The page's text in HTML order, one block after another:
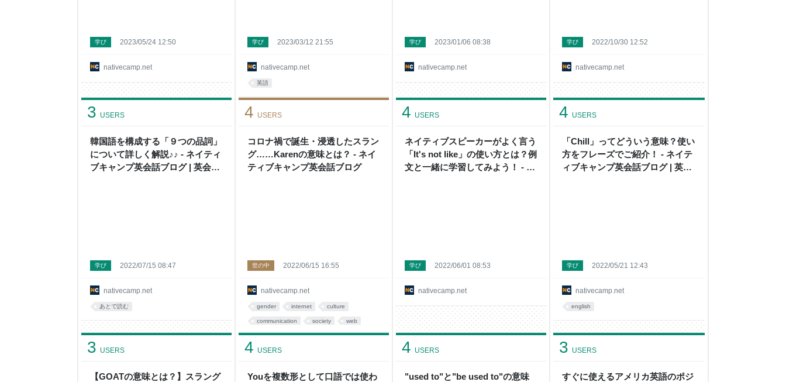
nativecamp.net
学び 2023/05/24 12:50
nativecamp.net
学び 2023/03/12 21:55
英語
nativecamp.net
学び 2023/01/06 08:38
nativecamp.net
学び 2022/10/30 12:52
韓国語を構成する「９つの品詞」
について詳しく解説♪♪ - ネイティ
ブキャンプ英会話ブログ | 英会話
3 USERS
nativecamp.net
学び 2022/07/15 08:47
あとで読む
コロナ禍で誕生・浸透したスラン
グ……Karenの意味とは？ - ネイ
ティブキャンプ英会話ブログ
4 USERS
nativecamp.net
世の中 2022/06/15 16:55
gender internet culture
communication society web
ネイティブスピーカーがよく言う
「It's not like」の使い方とは？例
文と一緒に学習してみよう！ - ネ
4 USERS
nativecamp.net
学び 2022/06/01 08:53
「Chill」ってどういう意味？使い
方をフレーズでご紹介！ - ネイテ
ィブキャンプ英会話ブログ | 英会
4 USERS
nativecamp.net
学び 2022/05/21 12:43
english
【GOATの意味とは？】スラング
3 USERS
Youを複数形として口語では使わ
4 USERS
"used to"と"be used to"の意味
4 USERS
すぐに使えるアメリカ英語のポジ
3 USERS